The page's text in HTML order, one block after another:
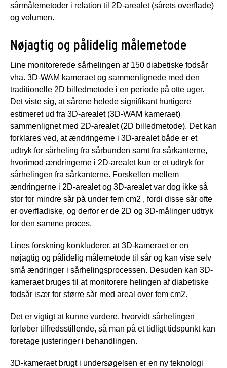
sårmålemetoder i relation til 2D-arealet (sårets overflade)
og volumen.
Nøjagtig og pålidelig målemetode
Line monitorerede sårhelingen af 150 diabetiske fodsår
vha. 3D-WAM kameraet og sammenlignede med den
traditionelle 2D billedmetode i en periode på otte uger.
Det viste sig, at sårene helede signifikant hurtigere
estimeret ud fra 3D-arealet (3D-WAM kameraet)
sammenlignet med 2D-arealet (2D billedmetode). Det kan
forklares ved, at ændringerne i 3D-arealet både er et
udtryk for sårheling fra sårbunden samt fra sårkanterne,
hvorimod ændringerne i 2D-arealet kun er et udtryk for
sårhelingen fra sårkanterne. Forskellen mellem
ændringerne i 2D-arealet og 3D-arealet var dog ikke så
stor for mindre sår på under fem cm2 , fordi disse sår ofte
er overfladiske, og derfor er de 2D og 3D-målinger udtryk
for den samme proces.
Lines forskning konkluderer, at 3D-kameraet er en
nøjagtig og pålidelig målemetode til sår og kan vise selv
små ændringer i sårhelingsprocessen. Desuden kan 3D-
kameraet bruges til at monitorere helingen af diabetiske
fodsår især for større sår med areal over fem cm2.
Det er vigtigt at kunne vurdere, hvorvidt sårhelingen
forløber tilfredsstillende, så man på et tidligt tidspunkt kan
foretage justeringer i behandlingen.
3D-kameraet brugt i undersøgelsen er en ny teknologi